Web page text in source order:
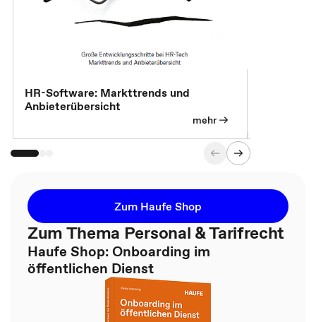
HR-Software: Markttrends und
Anbieterübersicht
mehr
Zum Haufe Shop
Zum Thema Personal & Tarifrecht
Haufe Shop: Onboarding im
öffentlichen Dienst